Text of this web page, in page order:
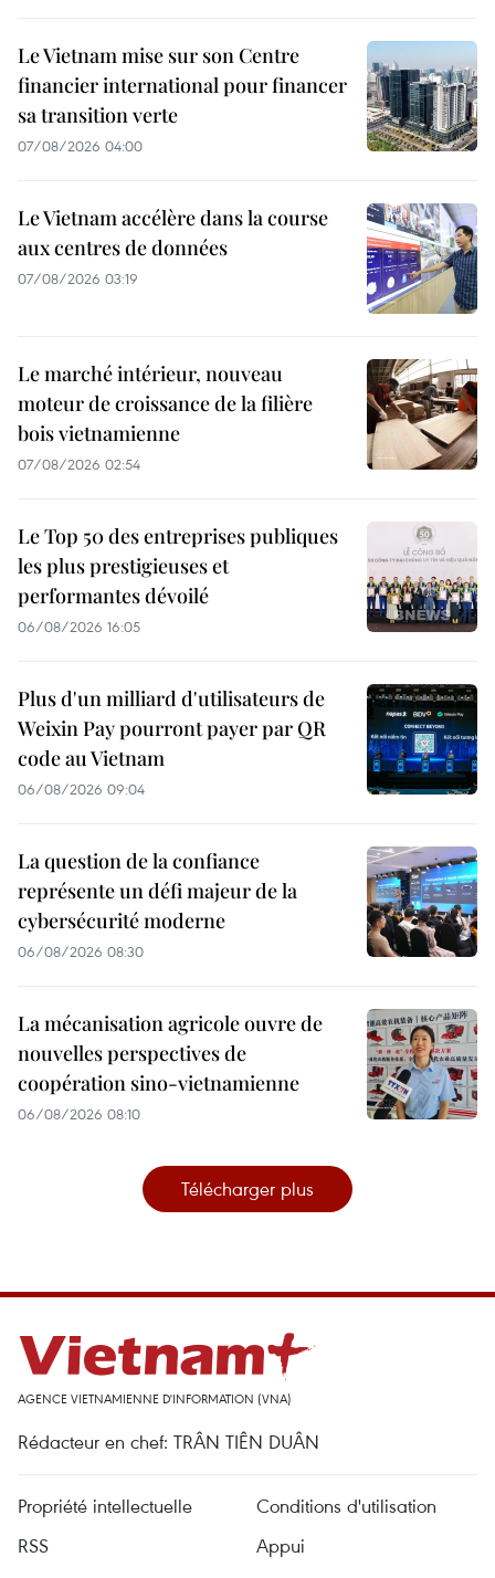
Le Vietnam mise sur son Centre
financier international pour financer
sa transition verte
07/08/2026 04:00
Le Vietnam accélère dans la course
aux centres de données
07/08/2026 03:19
Le marché intérieur, nouveau
moteur de croissance de la filière
bois vietnamienne
07/08/2026 02:54
Le Top 50 des entreprises publiques
les plus prestigieuses et
performantes dévoilé
06/08/2026 16:05
Plus d'un milliard d'utilisateurs de
Weixin Pay pourront payer par QR
code au Vietnam
06/08/2026 09:04
La question de la confiance
représente un défi majeur de la
cybersécurité moderne
06/08/2026 08:30
La mécanisation agricole ouvre de
nouvelles perspectives de
coopération sino-vietnamienne
06/08/2026 08:10
Télécharger plus
AGENCE VIETNAMIENNE D'INFORMATION (VNA)
Rédacteur en chef: TRÂN TIÊN DUÂN
Propriété intellectuelle
Conditions d'utilisation
RSS
Appui